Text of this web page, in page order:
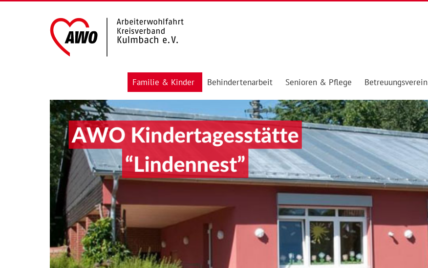
Familie & Kinder Behindertenarbeit Senioren & Pflege Betreuungsverein